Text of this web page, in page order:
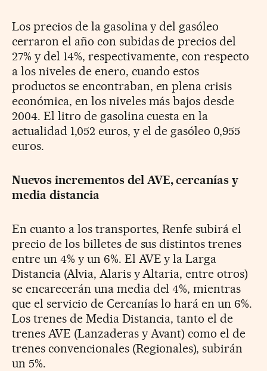
Los precios de la gasolina y del gasóleo
cerraron el año con subidas de precios del
27% y del 14%, respectivamente, con respecto
a los niveles de enero, cuando estos
productos se encontraban, en plena crisis
económica, en los niveles más bajos desde
2004. El litro de gasolina cuesta en la
actualidad 1,052 euros, y el de gasóleo 0,955
euros.
Nuevos incrementos del AVE, cercanías y
media distancia
En cuanto a los transportes, Renfe subirá el
precio de los billetes de sus distintos trenes
entre un 4% y un 6%. El AVE y la Larga
Distancia (Alvia, Alaris y Altaria, entre otros)
se encarecerán una media del 4%, mientras
que el servicio de Cercanías lo hará en un 6%.
Los trenes de Media Distancia, tanto el de
trenes AVE (Lanzaderas y Avant) como el de
trenes convencionales (Regionales), subirán
un 5%.